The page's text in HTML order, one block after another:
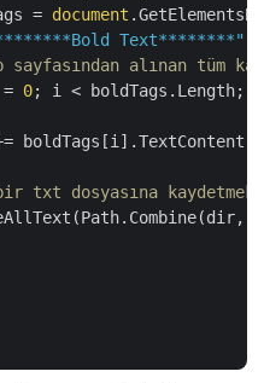
= document
Text********"
alınan tüm
0; i < boldTags.Length;
boldTags[i].TextContent
txt dosyasına